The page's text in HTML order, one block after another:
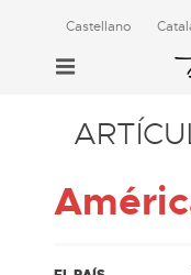
Castellano